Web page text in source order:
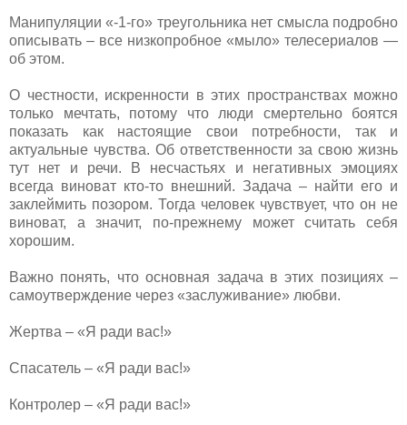
Манипуляции «-1-го» треугольника нет смысла подробно
описывать – все низкопробное «мыло» телесериалов —
об этом.
О честности, искренности в этих пространствах можно
только мечтать, потому что люди смертельно боятся
показать как настоящие свои потребности, так и
актуальные чувства. Об ответственности за свою жизнь
тут нет и речи. В несчастьях и негативных эмоциях
всегда виноват кто-то внешний. Задача – найти его и
заклеймить позором. Тогда человек чувствует, что он не
виноват, а значит, по-прежнему может считать себя
хорошим.
Важно понять, что основная задача в этих позициях –
самоутверждение через «заслуживание» любви.
Жертва – «Я ради вас!»
Спасатель – «Я ради вас!»
Контролер – «Я ради вас!»